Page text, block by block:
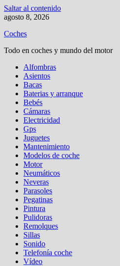
Saltar al contenido
agosto 8, 2026
Coches
Todo en coches y mundo del motor
Alfombras
Asientos
Bacas
Baterias y arranque
Bebés
Cámaras
Electricidad
Gps
Juguetes
Mantenimiento
Modelos de coche
Motor
Neumáticos
Neveras
Parasoles
Pegatinas
Pintura
Pulidoras
Remolques
Sillas
Sonido
Telefonía coche
Vídeo